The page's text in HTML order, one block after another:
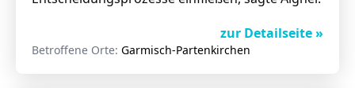
zur Detailseite »
Betroffene Orte: Garmisch-Partenkirchen